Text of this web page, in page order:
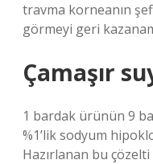
travma korneanın
görmeyi geri
Çamaşır
1 bardak ürünün 9
%1’lik sodyum
Hazırlanan bu